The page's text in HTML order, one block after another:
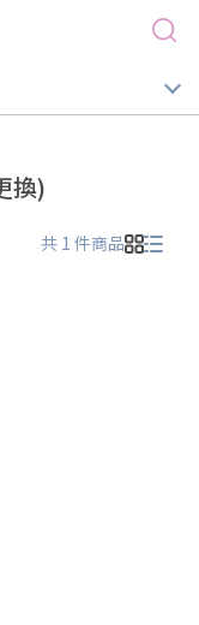
換)
共 1 件商品